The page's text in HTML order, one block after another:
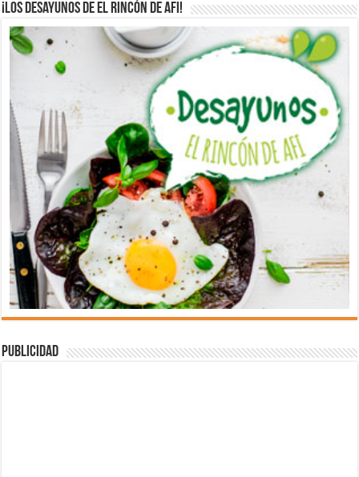
¡Los desayunos de El Rincón de Afi!
Publicidad